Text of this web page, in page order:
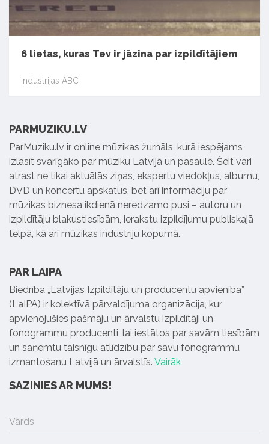
6 lietas, kuras Tev ir jāzina par izpildītājiem
Industrijas ABC
PARMUZIKU.LV
ParMuziku.lv ir online mūzikas žurnāls, kurā iespējams
izlasīt svarīgāko par mūziku Latvijā un pasaulē. Šeit vari
atrast ne tikai aktuālās ziņas, ekspertu viedokļus, albumu,
DVD un koncertu apskatus, bet arī informāciju par
mūzikas biznesa ikdienā neredzamo pusi – autoru un
izpildītāju blakustiesībām, ierakstu izpildījumu publiskajā
telpā, kā arī mūzikas industriju kopumā.
PAR LAIPA
Biedrība „Latvijas Izpildītāju un producentu apvienība”
(LaIPA) ir kolektīvā pārvaldījuma organizācija, kur
apvienojušies pašmāju un ārvalstu izpildītāji un
fonogrammu producenti, lai iestātos par savām tiesībām
un saņemtu taisnīgu atlīdzību par savu fonogrammu
izmantošanu Latvijā un ārvalstīs. Vairāk
SAZINIES AR MUMS!
Vārds